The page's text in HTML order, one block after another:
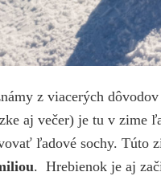
z viacerých
aj večer) je tu v zime
ľadové sochy. Túto
. Hrebienok je aj